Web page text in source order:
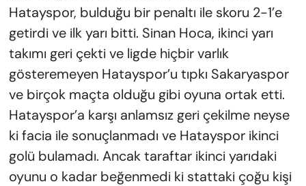
Hatayspor, bulduğu bir penaltı ile skoru 2-1’e
getirdi ve ilk yarı bitti. Sinan Hoca, ikinci yarı
takımı geri çekti ve ligde hiçbir varlık
gösteremeyen Hatayspor’u tıpkı Sakaryaspor
ve birçok maçta olduğu gibi oyuna ortak etti.
Hatayspor’a karşı anlamsız geri çekilme neyse
ki facia ile sonuçlanmadı ve Hatayspor ikinci
golü bulamadı. Ancak taraftar ikinci yarıdaki
oyunu o kadar beğenmedi ki stattaki çoğu kişi